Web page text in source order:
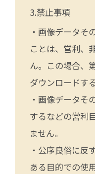
禁止事項
・画像データそ
ことは、営利、
ん。この場合、
ダウンロードす
・画像データそ
するなどの営利
ません。
・公序良俗に反
ある目的での使